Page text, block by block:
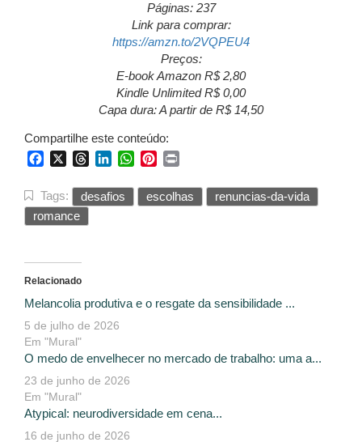
Páginas: 237
Link para comprar:
https://amzn.to/2VQPEU4
Preços:
E-book Amazon R$ 2,80
Kindle Unlimited R$ 0,00
Capa dura: A partir de R$ 14,50
Compartilhe este conteúdo:
FacebookThreadsLinkedInWhatsApp
Pinterest
Tags: desafios escolhas
renuncias-da-vida
romance
Relacionado
Melancolia produtiva e o resgate da sensibilidade ...
5 de julho de 2026
Em "Mural"
O medo de envelhecer no mercado de trabalho: uma a...
23 de junho de 2026
Em "Mural"
Atypical: neurodiversidade em cena...
16 de junho de 2026